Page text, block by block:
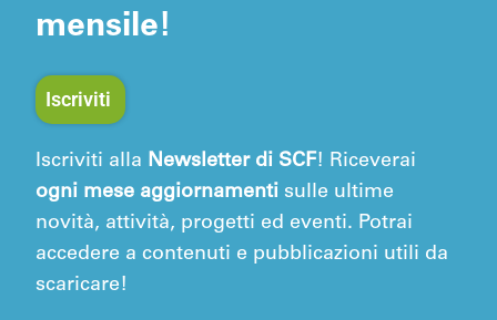
mensile!
Iscriviti
Iscriviti alla Newsletter di SCF! Riceverai
ogni mese aggiornamenti sulle ultime
novità, attività, progetti ed eventi. Potrai
accedere a contenuti e pubblicazioni utili da
scaricare!